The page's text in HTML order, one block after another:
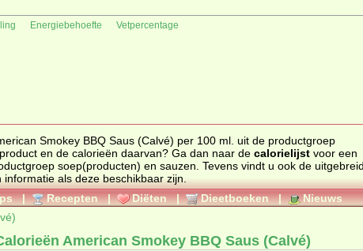
Energiebehoefte Vetpercentage
Smokey BBQ Saus (Calvé) per 100 ml. uit de productgroep
Zoekt u een ander product en de calorieën daarvan? Ga dan naar de calorielijst voor een
productgroep soep(producten) en sauzen
als deze beschikbaar zijn.
| Recepten | Diëten | Dieetboeken |
Nieuws
American Smokey BBQ Saus (Calvé)